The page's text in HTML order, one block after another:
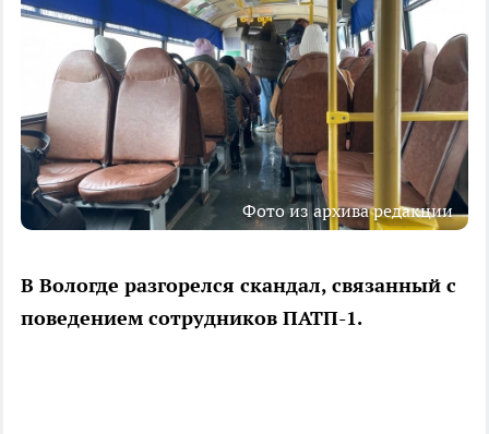
Фото из архива редакции
В Вологде разгорелся скандал, связанный с
поведением сотрудников ПАТП-1.